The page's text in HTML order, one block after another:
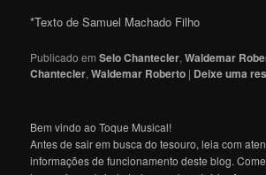
*Texto de Samuel Machado Filho
Publicado em Selo Chantecler,Waldemar
Chantecler,Waldemar Roberto | Deixe uma
Bem vindo ao Toque Musical!
Antes de sair em busca do tesouro, leia com
informações de funcionamento deste blog.